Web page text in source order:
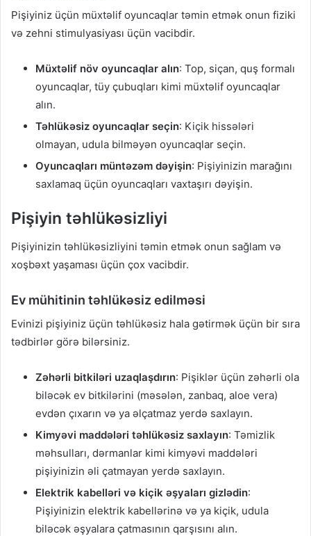
Pişiyiniz üçün müxtəlif oyuncaqlar təmin etmək onun fiziki
və zehni stimulyasiyası üçün vacibdir.
Müxtəlif növ oyuncaqlar alın: Top, siçan, quş formalı
oyuncaqlar, tüy çubuqları kimi müxtəlif oyuncaqlar
alın.
Təhlükəsiz oyuncaqlar seçin: Kiçik hissələri
olmayan, udula bilməyən oyuncaqlar seçin.
Oyuncaqları müntəzəm dəyişin: Pişiyinizin marağını
saxlamaq üçün oyuncaqları vaxtaşırı dəyişin.
Pişiyin təhlükəsizliyi
Pişiyinizin təhlükəsizliyini təmin etmək onun sağlam və
xoşbəxt yaşaması üçün çox vacibdir.
Ev mühitinin təhlükəsiz edilməsi
Evinizi pişiyiniz üçün təhlükəsiz hala gətirmək üçün bir sıra
tədbirlər görə bilərsiniz.
Zəhərli bitkiləri uzaqlaşdırın: Pişiklər üçün zəhərli ola
biləcək ev bitkilərini (məsələn, zanbaq, aloe vera)
evdən çıxarın və ya əlçatmaz yerdə saxlayın.
Kimyəvi maddələri təhlükəsiz saxlayın: Təmizlik
məhsulları, dərmanlar kimi kimyəvi maddələri
pişiyinizin əli çatmayan yerdə saxlayın.
Elektrik kabelləri və kiçik əşyaları gizlədin:
Pişiyinizin elektrik kabellərinə və ya kiçik, udula
biləcək əşyalara çatmasının qarşısını alın.